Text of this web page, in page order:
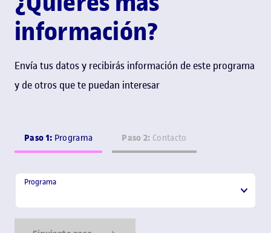
información?
Envía tus datos y recibirás información de este programa
y de otros que te puedan interesar
Paso 1: Programa Paso 2: Contacto
Programa
Programa